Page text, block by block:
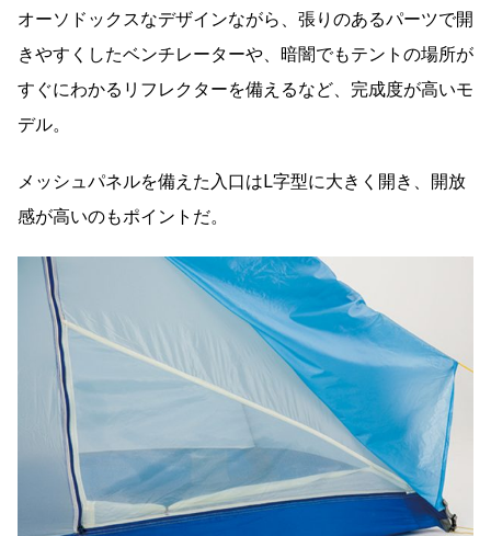
オーソドックスなデザインながら、張りのあるパーツで開
きやすくしたベンチレーターや、暗闇でもテントの場所が
すぐにわかるリフレクターを備えるなど、完成度が高いモ
デル。
メッシュパネルを備えた入口はL字型に大きく開き、開放
感が高いのもポイントだ。